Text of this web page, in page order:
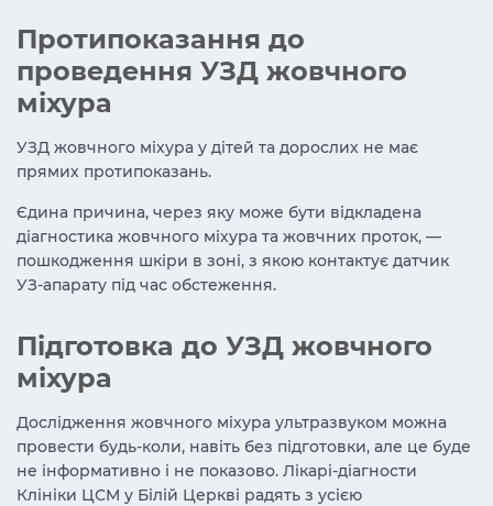
Протипоказання до
проведення УЗД жовчного
міхура
УЗД жовчного міхура у дітей та дорослих не має
прямих протипоказань.
Єдина причина, через яку може бути відкладена
діагностика жовчного міхура та жовчних проток, —
пошкодження шкіри в зоні, з якою контактує датчик
УЗ-апарату під час обстеження.
Підготовка до УЗД жовчного
міхура
Дослідження жовчного міхура ультразвуком можна
провести будь-коли, навіть без підготовки, але це буде
не інформативно і не показово. Лікарі-діагности
Клініки ЦСМ у Білій Церкві радять з усією